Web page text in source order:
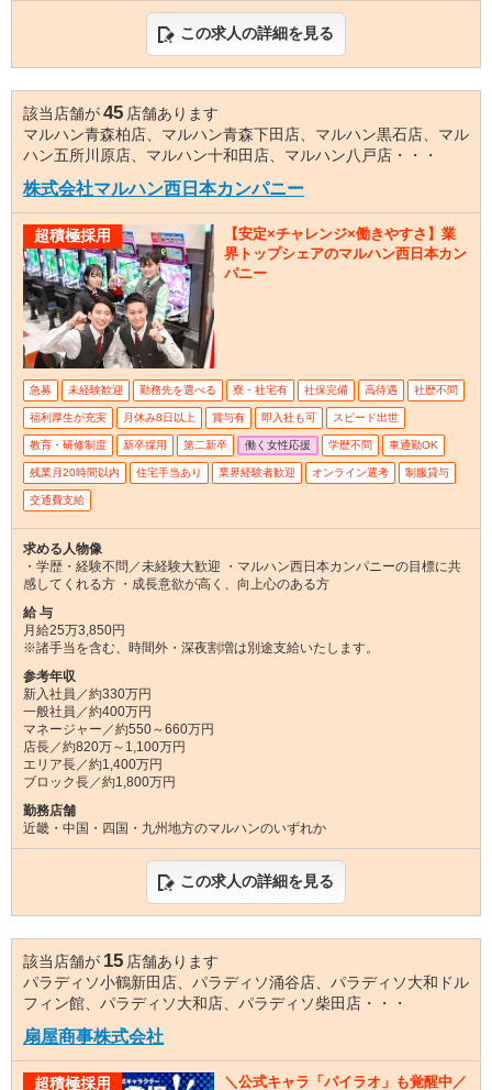
この求人の詳細を見る
該当店舗が45 店舗あります
マルハン青森柏店、マルハン青森下田店、マルハン黒石店、マル
ハン五所川原店、マルハン十和田店、マルハン八戸店・・・
株式会社マルハン西日本カンパニー
超積極採用
【安定×チャレンジ×働きやすさ】業
界トップシェアのマルハン西日本カン
パニー
急募 未経験歓迎 勤務先を選べる 寮・社宅有 社保完備 高待遇 社歴不問
福利厚生が充実 月休み8日以上 賞与有 即入社も可 スピード出世
教育・研修制度 新卒採用 第二新卒 働く女性応援 学歴不問 車通勤OK
残業月20時間以内 住宅手当あり 業界経験者歓迎 オンライン選考 制服貸与
交通費支給
求める人物像
・学歴・経験不問／未経験大歓迎 ・マルハン西日本カンパニーの目標に共
感してくれる方 ・成長意欲が高く、向上心のある方
給 与
月給25万3,850円
※諸手当を含む、時間外・深夜割増は別途支給いたします。
参考年収
新入社員／約330万円
一般社員／約400万円
マネージャー／約550～660万円
店長／約820万～1,100万円
エリア長／約1,400万円
ブロック長／約1,800万円
勤務店舗
近畿・中国・四国・九州地方のマルハンのいずれか
この求人の詳細を見る
該当店舗が 15 店舗あります
パラディソ小鶴新田店、パラディソ涌谷店、パラディソ大和ドル
フィン館、パラディソ大和店、パラディソ柴田店・・・
扇屋商事株式会社
超積極採用 ＼公式キャラ「パイラオ」も覚醒中／